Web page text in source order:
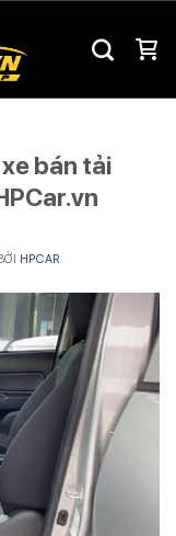
bán tải
HPCAR